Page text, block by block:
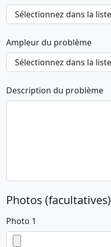
Ampleur du problème
Description du problème
Photos (facultatives)
Photo 1